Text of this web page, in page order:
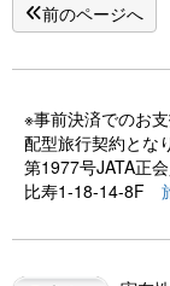
[ お帰りの際 ]
前のページへ
※事前決済でのお
配型旅行契約とな
第1977号JATA正
比寿1-18-14-8F